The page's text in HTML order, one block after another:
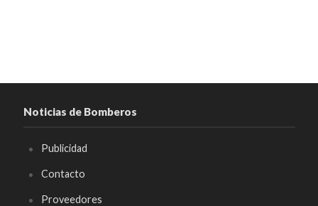
Noticias de Bomberos
Publicidad
Contacto
Proveedores